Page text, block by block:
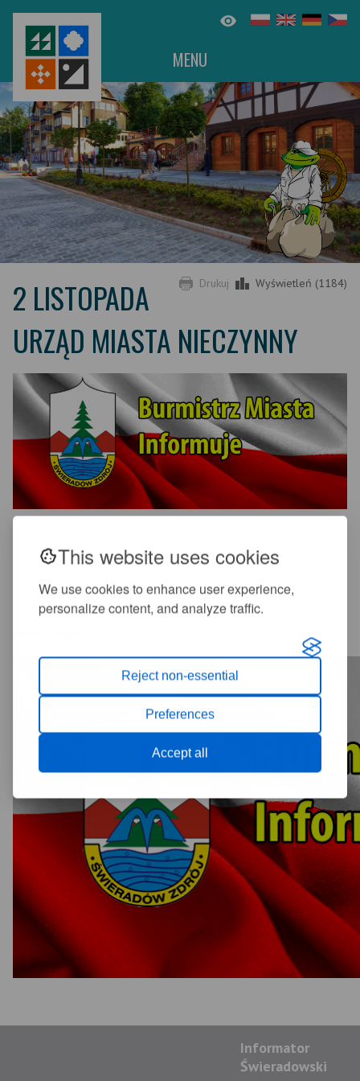
This website uses cookies
We use cookies to enhance user experience,
personalize content, and analyze traffic.
Reject non-essential
Preferences
Accept all
MENU
Drukuj Wyświetleń (1184)
2 LISTOPADA
URZĄD MIASTA NIECZYNNY
Informujemy, iż 2 listopada Urząd Miasta bedzie
nieczynny
Informator
Świeradowski